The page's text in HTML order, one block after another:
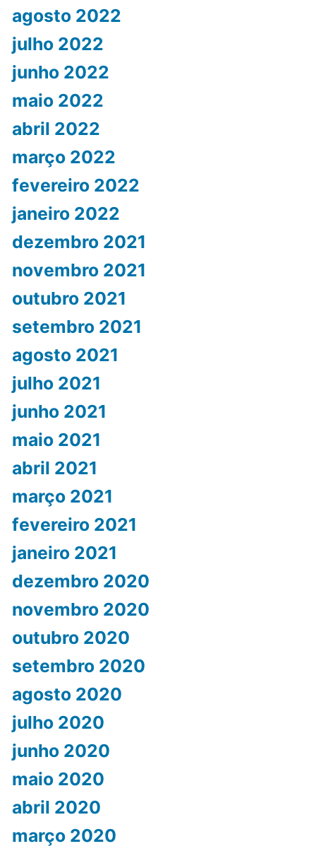
agosto 2022
julho 2022
junho 2022
maio 2022
abril 2022
março 2022
fevereiro 2022
janeiro 2022
dezembro 2021
novembro 2021
outubro 2021
setembro 2021
agosto 2021
julho 2021
junho 2021
maio 2021
abril 2021
março 2021
fevereiro 2021
janeiro 2021
dezembro 2020
novembro 2020
outubro 2020
setembro 2020
agosto 2020
julho 2020
junho 2020
maio 2020
abril 2020
março 2020